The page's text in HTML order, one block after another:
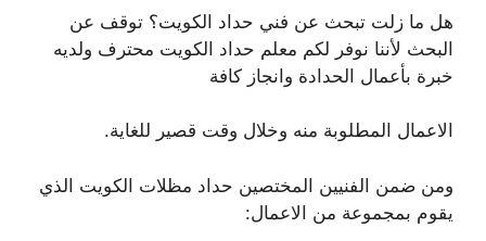
هل ما زلت تبحث عن فني حداد الكويت؟ توقف عن
البحث لأننا نوفر لكم معلم حداد الكويت محترف ولديه
خبرة بأعمال الحدادة وانجاز كافة
الاعمال المطلوبة منه وخلال وقت قصير للغاية.
ومن ضمن الفنيين المختصين حداد مظلات الكويت الذي
يقوم بمجموعة من الاعمال: